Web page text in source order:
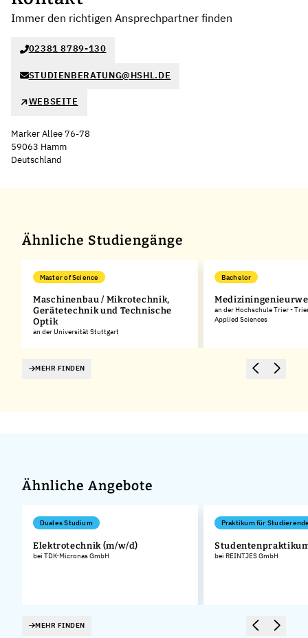
Immer den richtigen Ansprechpartner finden
02381 8789-130
STUDIENBERATUNG@HSHL.DE
WEBSEITE
Marker Allee 76-78
59063 Hamm
Deutschland
Ähnliche Studiengänge
Master of Science
Maschinenbau / Mikrotechnik,
Gerätetechnik und Technische
Optik
an der Universität Stuttgart
Bachelor
an der Hochschule Trier -
Applied Sciences
MEHR FINDEN
Ähnliche Angebote
Duales Studium
Elektrotechnik (m/w/d)
bei TDK-Micronas GmbH
Praktikum für
bei REINTJES GmbH
MEHR FINDEN